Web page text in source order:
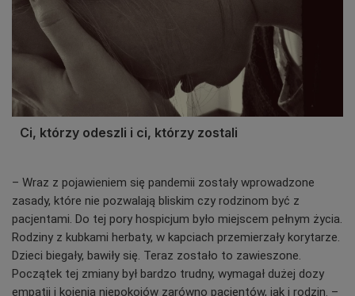
Ci, którzy odeszli i ci, którzy zostali
– Wraz z pojawieniem się pandemii zostały wprowadzone
zasady, które nie pozwalają bliskim czy rodzinom być z
pacjentami. Do tej pory hospicjum było miejscem pełnym życia.
Rodziny z kubkami herbaty, w kapciach przemierzały korytarze.
Dzieci biegały, bawiły się. Teraz zostało to zawieszone.
Początek tej zmiany był bardzo trudny, wymagał dużej dozy
empatii i kojenia niepokojów zarówno pacjentów, jak i rodzin. –